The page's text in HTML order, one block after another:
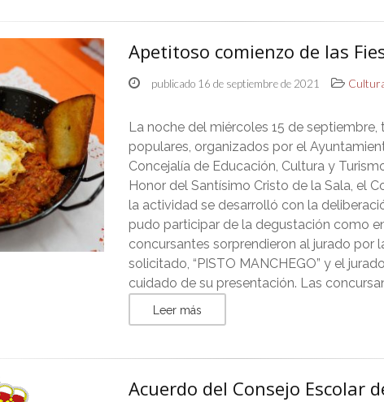
Apetitoso comienzo de las
publicado 16 de septiembre de 2021
La noche del miércoles 15 de
populares, organizados por el
Concejalía de Educación, Cultura y
Honor del Santísimo Cristo de la Sala, el
la actividad se desarrolló con la
pudo participar de la degustación como
concursantes sorprendieron al jurado por
solicitado, “PISTO MANCHEGO” y el
cuidado de su presentación. Las
Leer más
Acuerdo del Consejo Escolar